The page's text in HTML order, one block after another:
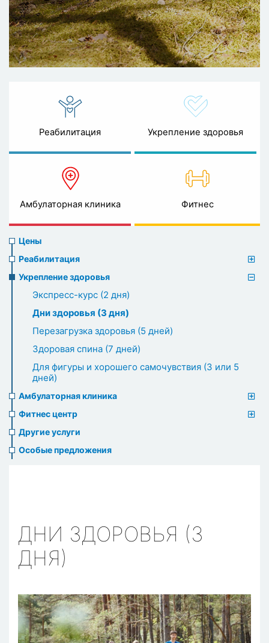
Реабилитация Укрепление здоровья
Амбулаторная клиника Фитнес
Prices
menu
Цены
Реабилитация
Укрепление здоровья
Экспресс-курс (2 дня)
Дни здоровья (3 дня)
Перезагрузка здоровья (5 дней)
Здоровая спина (7 дней)
Для фигуры и хорошего самочувствия (3 или 5
дней)
Амбулаторная клиника
Фитнес центр
Другие услуги
Особые предложения
ДНИ ЗДОРОВЬЯ (3
ДНЯ)